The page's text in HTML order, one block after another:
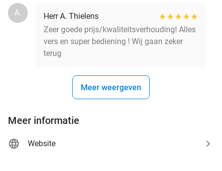
A.
Herr A. Thielens
Zeer goede prijs/kwaliteitsverhouding! Alles
vers en super bediening ! Wij gaan zeker
terug
Meer weergeven
Meer informatie
Website